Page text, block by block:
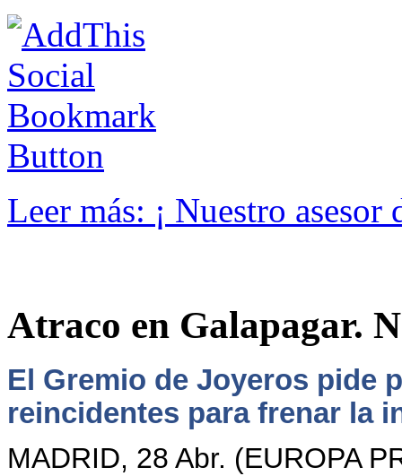
Leer más: ¡ Nuestro
Atraco en Galapagar.
El Gremio de Joyeros pide
reincidentes para frenar la
MADRID, 28 Abr. (EUROPA